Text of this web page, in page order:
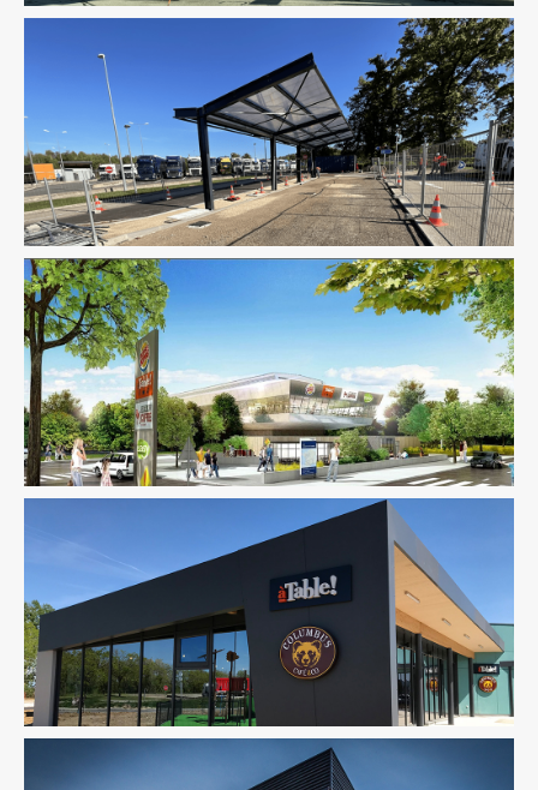
Infrastructure Pilotage D'opération / MOEX Structure VRD
AMO Infrastructure
Fluides Infrastructure Ingenierie TCE
Pilotage D'opération /
MOEX Structure VRD